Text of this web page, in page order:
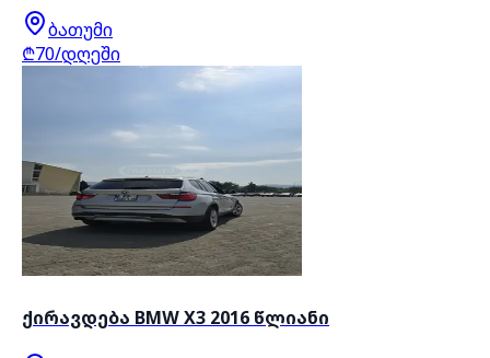
ბათუმი
₾70/დღეში
ქირავდება BMW X3 2016 წლიანი